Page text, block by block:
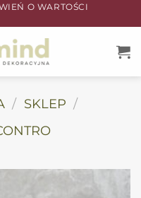
O WARTOŚCI
/ SKLEP /